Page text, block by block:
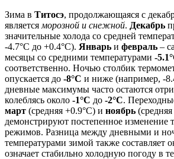
Зима в Титосэ, продолжающаяся с
является морозной и снежной. Декабрь
значительные холода со средней
-4.7°C до +0.4°C). Январь и февраль –
месяцы со средними температурами -
соответственно. Ночью столбик
опускается до -8°C и ниже (например, -
дневные максимумы часто остаются
колеблясь около -1°C до -2°C.
март (средняя +0.9°C) и ноябрь
демонстрируют постепенное изменение
режимов. Разница между дневными и
температурами зимой также составляет
означает стабильно холодную погоду в